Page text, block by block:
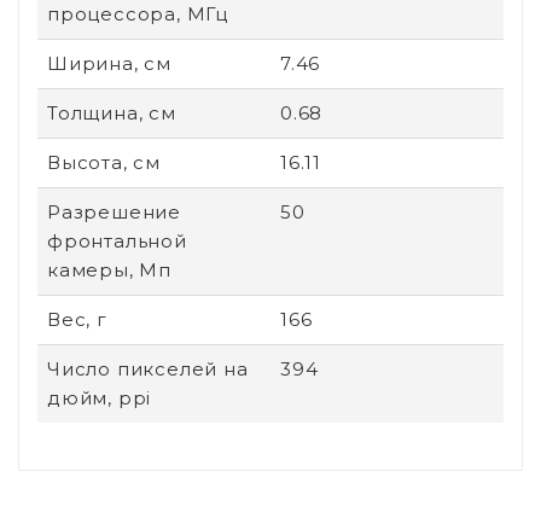
процессора, МГц
Ширина, см 7.46
Толщина, см 0.68
Высота, см 16.11
Разрешение
фронтальной
камеры, Мп
50
Вес, г 166
Число пикселей на
дюйм, ppi
394